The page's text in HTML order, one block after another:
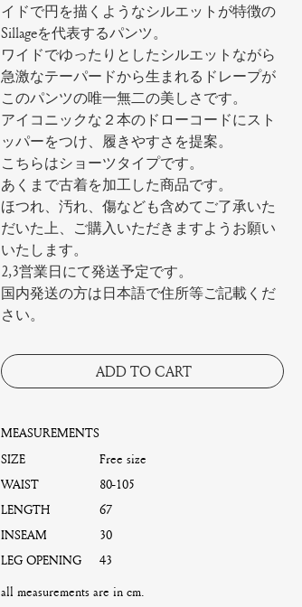
イドで円を描くようなシルエットが特徴の
Sillageを代表するパンツ。
ワイドでゆったりとしたシルエットながら
急激なテーパードから生まれるドレープが
このパンツの唯一無二の美しさです。
アイコニックな２本のドローコードにスト
ッパーをつけ、履きやすさを提案。
こちらはショーツタイプです。
あくまで古着を加工した商品です。
ほつれ、汚れ、傷なども含めてご了承いた
だいた上、ご購入いただきますようお願い
いたします。
2,3営業日にて発送予定です。
国内発送の方は日本語で住所等ご記載くだ
さい。
ADD TO CART
MEASUREMENTS
SIZE
Free size
WAIST
80-105
LENGTH
67
INSEAM
30
LEG OPENING
43
all measurements are in cm.